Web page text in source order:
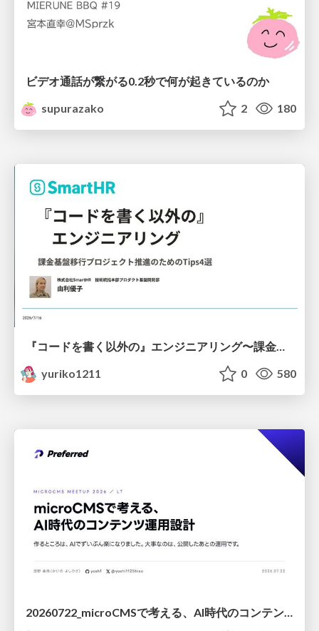
ビデオ通話が繋がる0.2秒で何が起きているのか
supurazako
2 180
『コードを書く以外の』エンジニアリング〜課金基盤移行プロジェクト推進のためのTips4選
yuriko1211
0 580